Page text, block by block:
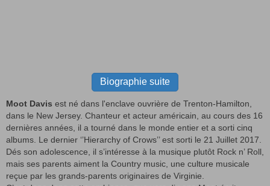
Biographie suite
Moot Davis est né dans l'enclave ouvrière de Trenton-Hamilton,
dans le New Jersey. Chanteur et acteur américain, au cours des 16
dernières années, il a tourné dans le monde entier et a sorti cinq
albums. Le dernier ‘’Hierarchy of Crows’’ est sorti le 21 Juillet 2017.
Dés son adolescence, il s’intéresse à la musique plutôt Rock n’ Roll,
mais ses parents aiment la Country music, une culture musicale
reçue par les grands-parents originaires de Virginie.